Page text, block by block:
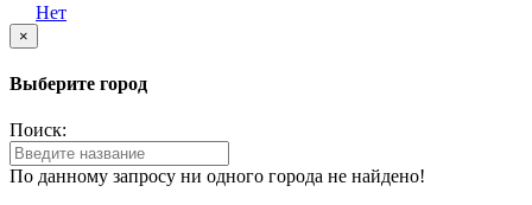
Нет
×
Выберите город
Поиск:
По данному запросу ни одного города не найдено!